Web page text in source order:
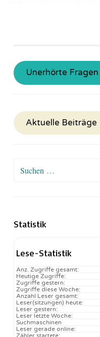
Unerhörte Fragen
Aktuelle Beiträge
Suchen
Statistik
Lese-Statistik
Anz. Zugriffe gesamt:
Heutige Zugriffe:
Zugriffe gestern:
Zugriffe diese Woche:
Anzahl Leser gesamt:
Leser(sitzungen) heute:
Leser gestern:
Leser letzte Woche:
Suchmaschinen
Leser gerade online:
Zähler startete: